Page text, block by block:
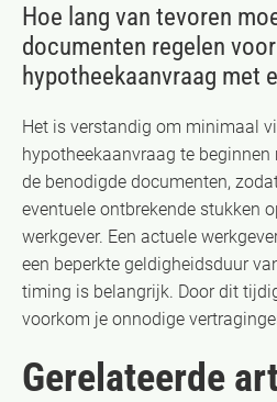
Hoe lang van tevoren
documenten regelen
hypotheekaanvraag met
Het is verstandig om minimaal
hypotheekaanvraag te
de benodigde documenten,
eventuele ontbrekende stukken
werkgever. Een actuele
een beperkte geldigheidsduur
timing is belangrijk. Door dit
voorkom je onnodige
Gerelateerde